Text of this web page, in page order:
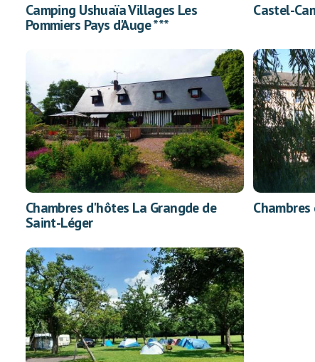
Camping Ushuaïa Villages Les
Pommiers Pays d'Auge ***
Castel-
Chambres d'hôtes La Grangde de
Saint-Léger